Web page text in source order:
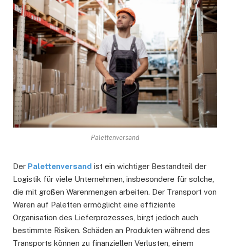
Palettenversand
Der Palettenversand ist ein wichtiger Bestandteil der
Logistik für viele Unternehmen, insbesondere für solche,
die mit großen Warenmengen arbeiten. Der Transport von
Waren auf Paletten ermöglicht eine effiziente
Organisation des Lieferprozesses, birgt jedoch auch
bestimmte Risiken. Schäden an Produkten während des
Transports können zu finanziellen Verlusten, einem